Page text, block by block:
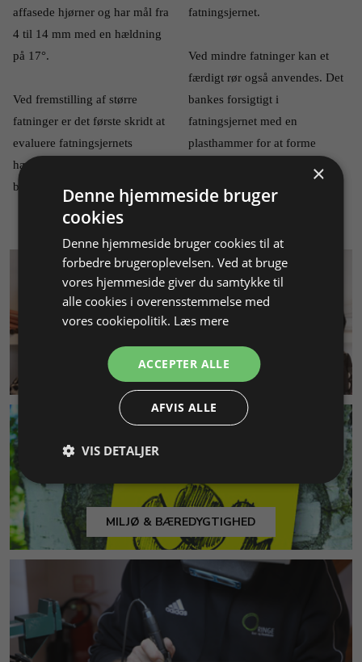
affasede hjørner og har mål fra
4 til 14 mm med en hældning
på 17°.
Ved fremstilling af større
fatninger er det første skridt at
evaluere fatningsjernets
hældning. Disse oplysninger
bruges til at tegne en
fatningsjernet.
Ved mindre fatninger kan et
færdigt rør også anvendes. Det
bankes forsigtigt i
fatningsjernet med en
plasthammer for at forme
KUNDESERVICE
MILJØ & BÆREDYGTIGHED
×
Denne hjemmeside bruger
cookies
Denne hjemmeside bruger cookies til at
forbedre brugeroplevelsen. Ved at bruge
vores hjemmeside giver du samtykke til
alle cookies i overensstemmelse med
vores cookiepolitik. Læs mere
ACCEPTER ALLE
AFVIS ALLE
VIS DETALJER